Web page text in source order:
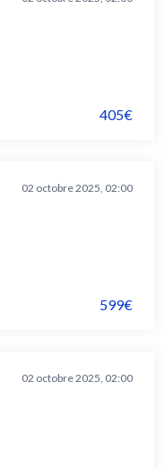
405€
02 octobre 2025, 02:00
599€
02 octobre 2025, 02:00